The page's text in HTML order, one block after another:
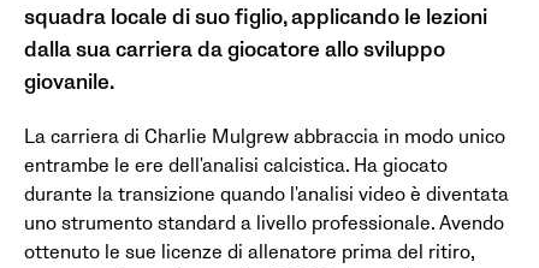
squadra locale di suo figlio, applicando le lezioni
dalla sua carriera da giocatore allo sviluppo
giovanile.
La carriera di Charlie Mulgrew abbraccia in modo unico
entrambe le ere dell'analisi calcistica. Ha giocato
durante la transizione quando l'analisi video è diventata
uno strumento standard a livello professionale. Avendo
ottenuto le sue licenze di allenatore prima del ritiro,